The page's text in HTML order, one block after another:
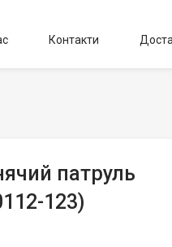
Контакти
патруль
123)